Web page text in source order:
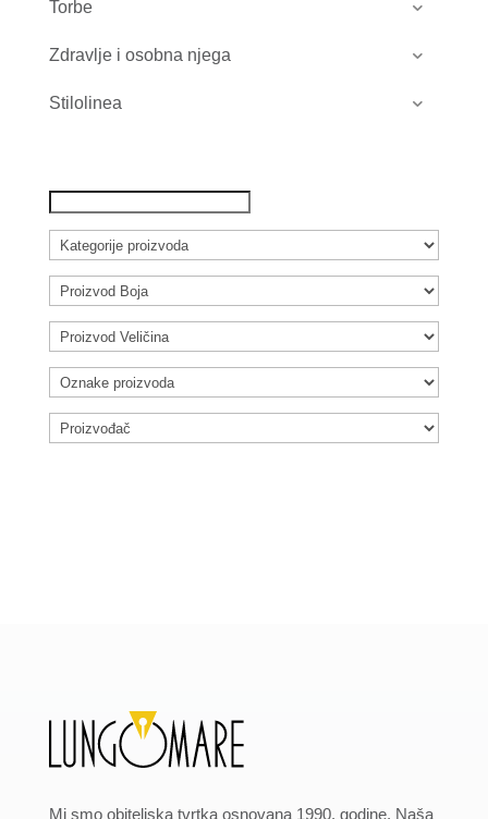
Torbe
Zdravlje i osobna njega
Stilolinea
Mi smo obiteljska tvrtka osnovana 1990. godine. Naša